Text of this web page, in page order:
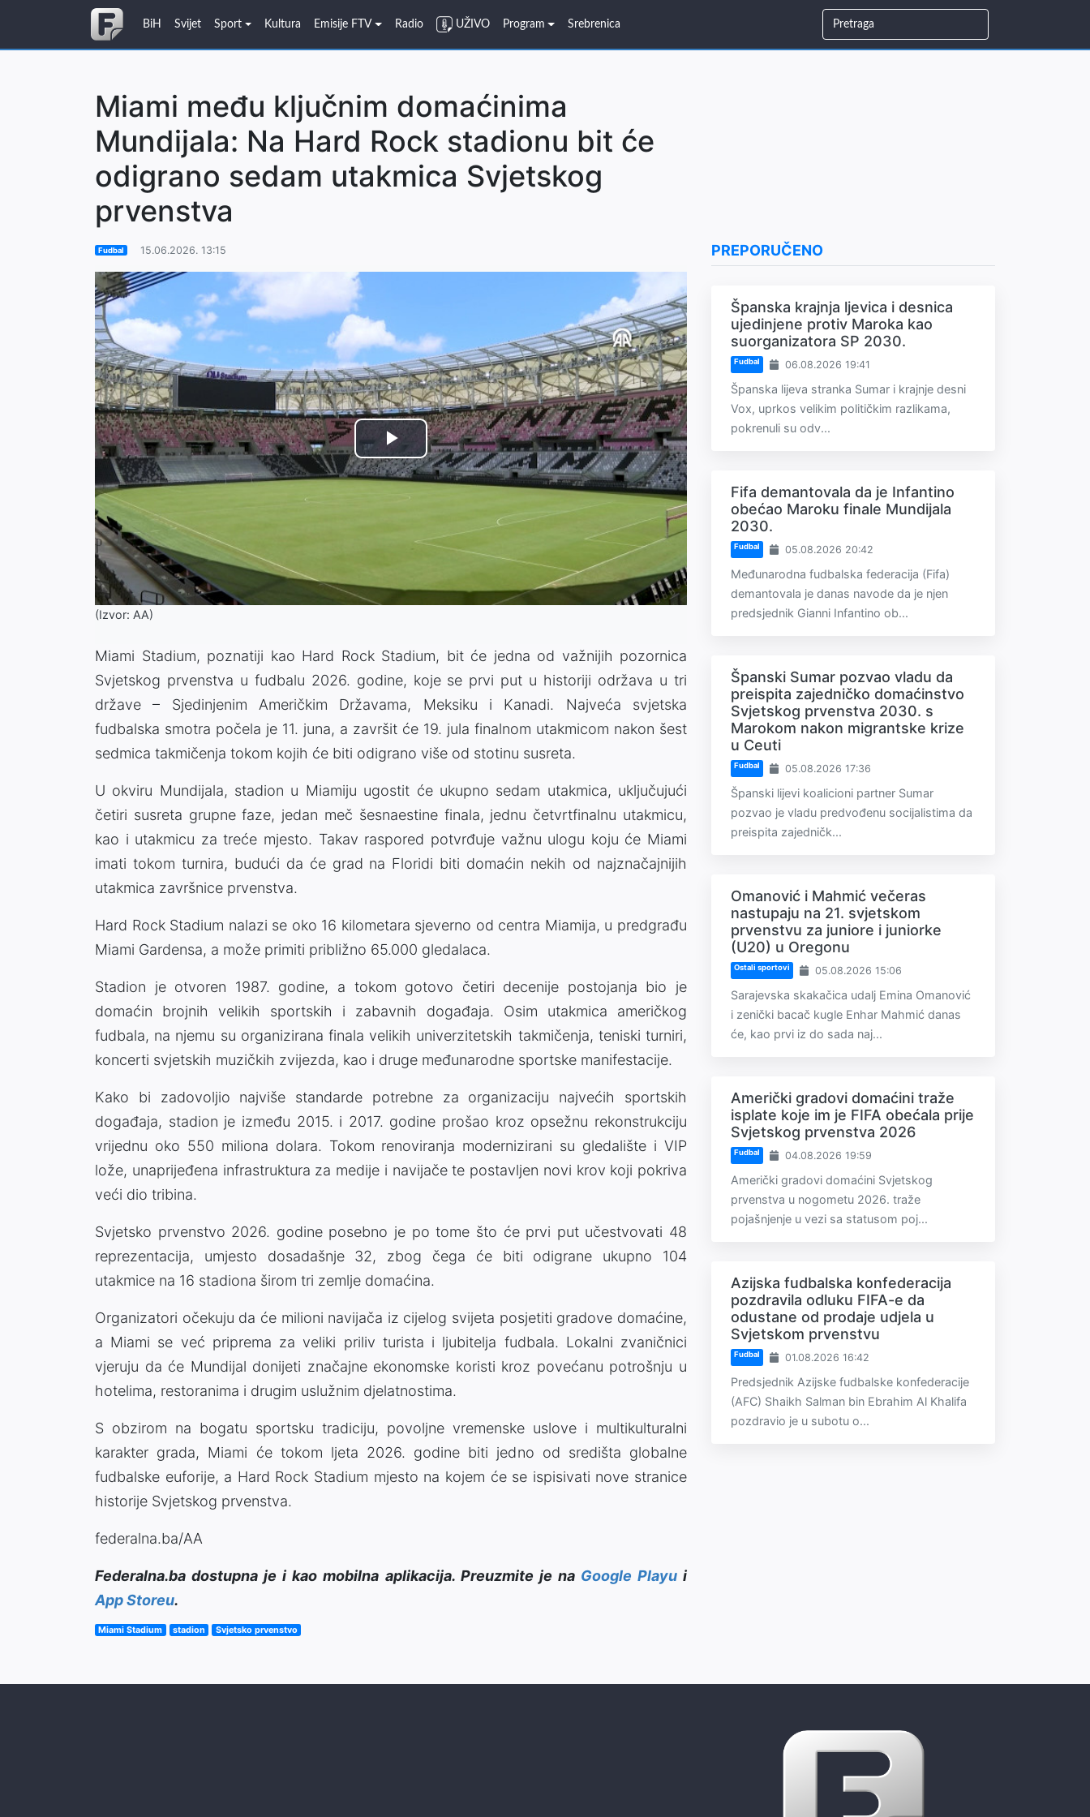
BiH Svijet Sport Kultura Emisije FTV Radio UŽIVO Program Srebrenica
Miami među ključnim domaćinima
Mundijala: Na Hard Rock stadionu bit će
odigrano sedam utakmica Svjetskog
prvenstva
Fudbal 15.06.2026. 13:15
Play
Video
(Izvor: AA)
Miami Stadium, poznatiji kao Hard Rock Stadium, bit će jedna od važnijih pozornica
Svjetskog prvenstva u fudbalu 2026. godine, koje se prvi put u historiji održava u tri
države – Sjedinjenim Američkim Državama, Meksiku i Kanadi. Najveća svjetska
fudbalska smotra počela je 11. juna, a završit će 19. jula finalnom utakmicom nakon šest
sedmica takmičenja tokom kojih će biti odigrano više od stotinu susreta.
U okviru Mundijala, stadion u Miamiju ugostit će ukupno sedam utakmica, uključujući
četiri susreta grupne faze, jedan meč šesnaestine finala, jednu četvrtfinalnu utakmicu,
kao i utakmicu za treće mjesto. Takav raspored potvrđuje važnu ulogu koju će Miami
imati tokom turnira, budući da će grad na Floridi biti domaćin nekih od najznačajnijih
utakmica završnice prvenstva.
Hard Rock Stadium nalazi se oko 16 kilometara sjeverno od centra Miamija, u predgrađu
Miami Gardensa, a može primiti približno 65.000 gledalaca.
Stadion je otvoren 1987. godine, a tokom gotovo četiri decenije postojanja bio je
domaćin brojnih velikih sportskih i zabavnih događaja. Osim utakmica američkog
fudbala, na njemu su organizirana finala velikih univerzitetskih takmičenja, teniski turniri,
koncerti svjetskih muzičkih zvijezda, kao i druge međunarodne sportske manifestacije.
Kako bi zadovoljio najviše standarde potrebne za organizaciju najvećih sportskih
događaja, stadion je između 2015. i 2017. godine prošao kroz opsežnu rekonstrukciju
vrijednu oko 550 miliona dolara. Tokom renoviranja modernizirani su gledalište i VIP
lože, unaprijeđena infrastruktura za medije i navijače te postavljen novi krov koji pokriva
veći dio tribina.
Svjetsko prvenstvo 2026. godine posebno je po tome što će prvi put učestvovati 48
reprezentacija, umjesto dosadašnje 32, zbog čega će biti odigrane ukupno 104
utakmice na 16 stadiona širom tri zemlje domaćina.
Organizatori očekuju da će milioni navijača iz cijelog svijeta posjetiti gradove domaćine,
a Miami se već priprema za veliki priliv turista i ljubitelja fudbala. Lokalni zvaničnici
vjeruju da će Mundijal donijeti značajne ekonomske koristi kroz povećanu potrošnju u
hotelima, restoranima i drugim uslužnim djelatnostima.
S obzirom na bogatu sportsku tradiciju, povoljne vremenske uslove i multikulturalni
karakter grada, Miami će tokom ljeta 2026. godine biti jedno od središta globalne
fudbalske euforije, a Hard Rock Stadium mjesto na kojem će se ispisivati nove stranice
historije Svjetskog prvenstva.
federalna.ba/AA
Federalna.ba dostupna je i kao mobilna aplikacija. Preuzmite je na Google Playui
App Storeu.
Miami Stadium stadion Svjetsko prvenstvo
PREPORUČENO
Španska krajnja ljevica i desnica
ujedinjene protiv Maroka kao
suorganizatora SP 2030.
Fudbal 06.08.2026 19:41
Španska lijeva stranka Sumar i krajnje desni
Vox, uprkos velikim političkim razlikama,
pokrenuli su odv...
Fifa demantovala da je Infantino
obećao Maroku finale Mundijala
2030.
Fudbal 05.08.2026 20:42
Međunarodna fudbalska federacija (Fifa)
demantovala je danas navode da je njen
predsjednik Gianni Infantino ob...
Španski Sumar pozvao vladu da
preispita zajedničko domaćinstvo
Svjetskog prvenstva 2030. s
Marokom nakon migrantske krize
u Ceuti
Fudbal 05.08.2026 17:36
Španski lijevi koalicioni partner Sumar
pozvao je vladu predvođenu socijalistima da
preispita zajedničk...
Omanović i Mahmić večeras
nastupaju na 21. svjetskom
prvenstvu za juniore i juniorke
(U20) u Oregonu
Ostali sportovi 05.08.2026 15:06
Sarajevska skakačica udalj Emina Omanović
i zenički bacač kugle Enhar Mahmić danas
će, kao prvi iz do sada naj...
Američki gradovi domaćini traže
isplate koje im je FIFA obećala prije
Svjetskog prvenstva 2026
Fudbal 04.08.2026 19:59
Američki gradovi domaćini Svjetskog
prvenstva u nogometu 2026. traže
pojašnjenje u vezi sa statusom poj...
Azijska fudbalska konfederacija
pozdravila odluku FIFA-e da
odustane od prodaje udjela u
Svjetskom prvenstvu
Fudbal 01.08.2026 16:42
Predsjednik Azijske fudbalske konfederacije
(AFC) Shaikh Salman bin Ebrahim Al Khalifa
pozdravio je u subotu o...